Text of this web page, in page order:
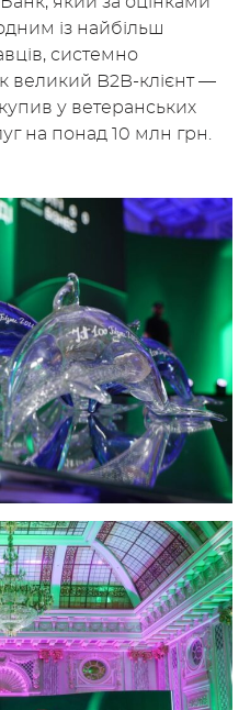
із найбільш
системно
великий B2B-клієнт —
у ветеранських
на понад 10 млн грн.